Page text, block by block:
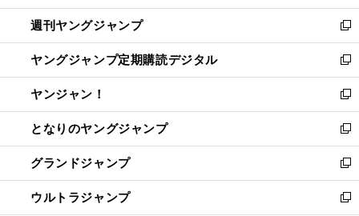
開
く
ウ
で
開
く
ン
ド
ウ
で
開
く
ウ
ィ
ン
ド
ウ
で
開
く
週刊ヤングジャンプ
新
し
い
ウ
ィ
ン
ド
ウ
で
開
く
ヤングジャンプ定期購読デジタル
新
し
い
ウ
ィ
ン
ド
ウ
で
ヤンジャン！
新
し
い
ウ
ィ
ン
ド
となりのヤングジャンプ
新
し
い
ウ
ィ
グランドジャンプ
新
し
い
ウルトラジャンプ
新